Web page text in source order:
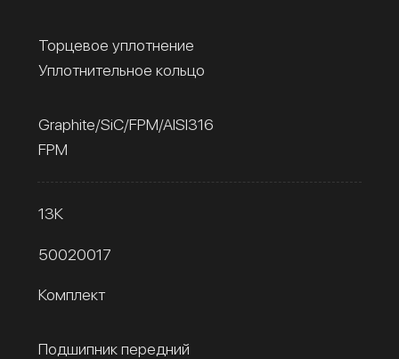
Торцевое уплотнение
Уплотнительное кольцо
Graphite/SiC/FPM/AISI316
FPM
13К
50020017
Комплект
Подшипник передний